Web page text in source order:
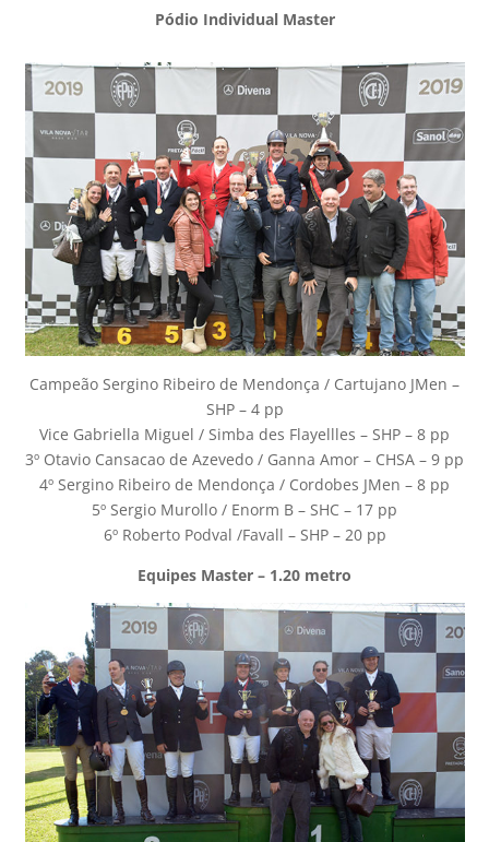
Pódio Individual Master
Campeão Sergino Ribeiro de Mendonça / Cartujano JMen –
SHP – 4 pp
Vice Gabriella Miguel / Simba des Flayellles – SHP – 8 pp
3º Otavio Cansacao de Azevedo / Ganna Amor – CHSA – 9 pp
4º Sergino Ribeiro de Mendonça / Cordobes JMen – 8 pp
5º Sergio Murollo / Enorm B – SHC – 17 pp
6º Roberto Podval /Favall – SHP – 20 pp
Equipes Master – 1.20 metro